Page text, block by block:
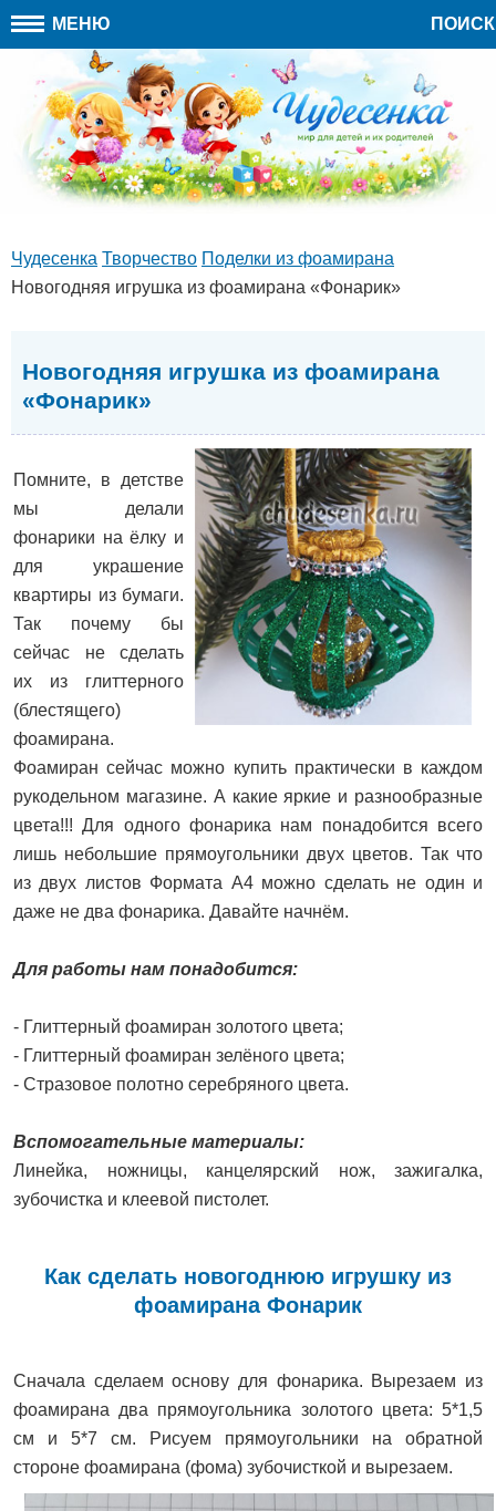
МЕНЮ ПОИСК
Чудесенка Творчество Поделки из фоамирана
Новогодняя игрушка из фоамирана «Фонарик»
Новогодняя игрушка из фоамирана
«Фонарик»
Помните, в детстве
мы делали
фонарики на ёлку и
для украшение
квартиры из бумаги.
Так почему бы
сейчас не сделать
их из глиттерного
(блестящего)
фоамирана.
Фоамиран сейчас можно купить практически в каждом
рукодельном магазине. А какие яркие и разнообразные
цвета!!! Для одного фонарика нам понадобится всего
лишь небольшие прямоугольники двух цветов. Так что
из двух листов Формата А4 можно сделать не один и
даже не два фонарика. Давайте начнём.
Для работы нам понадобится:
- Глиттерный фоамиран золотого цвета;
- Глиттерный фоамиран зелёного цвета;
- Стразовое полотно серебряного цвета.
Вспомогательные материалы:
Линейка, ножницы, канцелярский нож, зажигалка,
зубочистка и клеевой пистолет.
Как сделать новогоднюю игрушку из
фоамирана Фонарик
Сначала сделаем основу для фонарика. Вырезаем из
фоамирана два прямоугольника золотого цвета: 5*1,5
см и 5*7 см. Рисуем прямоугольники на обратной
стороне фоамирана (фома) зубочисткой и вырезаем.